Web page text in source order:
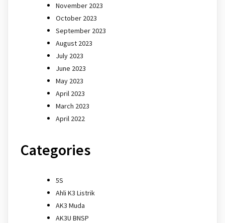
November 2023
October 2023
September 2023
August 2023
July 2023
June 2023
May 2023
April 2023
March 2023
April 2022
Categories
5S
Ahli K3 Listrik
AK3 Muda
AK3U BNSP